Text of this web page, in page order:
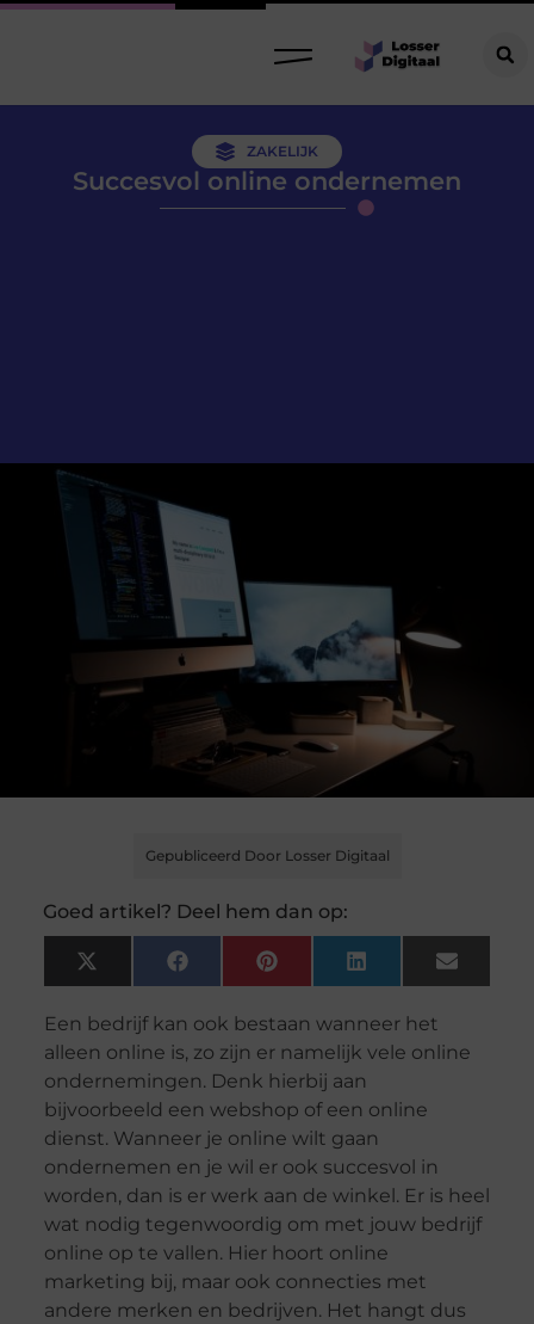
ZAKELIJK
Succesvol online ondernemen
Gepubliceerd Door Losser Digitaal
Goed artikel? Deel hem dan op:
X
(Twitter)
FacebookPinterest LinkedIn Email
Een bedrijf kan ook bestaan wanneer het
alleen online is, zo zijn er namelijk vele online
ondernemingen. Denk hierbij aan
bijvoorbeeld een webshop of een online
dienst. Wanneer je online wilt gaan
ondernemen en je wil er ook succesvol in
worden, dan is er werk aan de winkel. Er is heel
wat nodig tegenwoordig om met jouw bedrijf
online op te vallen. Hier hoort online
marketing bij, maar ook connecties met
andere merken en bedrijven. Het hangt dus